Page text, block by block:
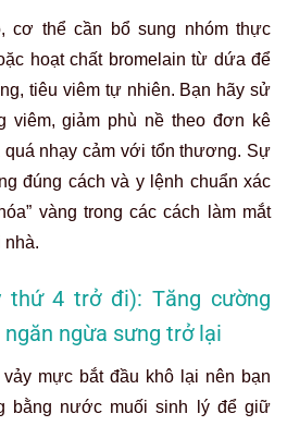
cơ thể cần bổ sung nhóm thực
hoạt chất bromelain từ dứa để
tiêu viêm tự nhiên. Bạn hãy sử
viêm, giảm phù nề theo đơn kê
nhạy cảm với tổn thương. Sự
đúng cách và y lệnh chuẩn xác
vàng trong các cách làm mắt
nhà.
thứ 4 trở đi): Tăng cường
ngừa sưng trở lại
mực bắt đầu khô lại nên bạn
bằng nước muối sinh lý để giữ